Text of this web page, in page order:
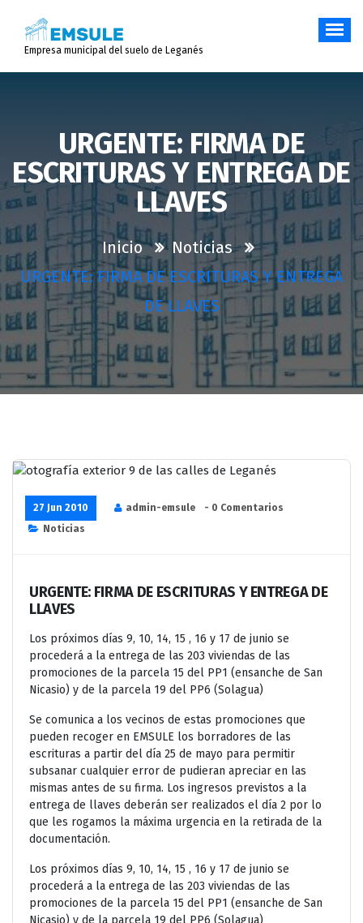
contenido
Empresa municipal del suelo de Leganés
URGENTE: FIRMA DE
ESCRITURAS Y ENTREGA DE
LLAVES
Inicio
Noticias
URGENTE: FIRMA DE ESCRITURAS Y ENTREGA
DE LLAVES
27 Jun 2010 admin-emsule
- 0 Comentarios
Noticias
URGENTE: FIRMA DE ESCRITURAS Y ENTREGA DE
LLAVES
Los próximos días 9, 10, 14, 15 , 16 y 17 de junio se
procederá a la entrega de las 203 viviendas de las
promociones de la parcela 15 del PP1 (ensanche de San
Nicasio) y de la parcela 19 del PP6 (Solagua)
Se comunica a los vecinos de estas promociones que
pueden recoger en EMSULE los borradores de las
escrituras a partir del día 25 de mayo para permitir
subsanar cualquier error de pudieran apreciar en las
mismas antes de su firma. Los ingresos previstos a la
entrega de llaves deberán ser realizados el día 2 por lo
que les rogamos la máxima urgencia en la retirada de la
documentación.
Los próximos días 9, 10, 14, 15 , 16 y 17 de junio se
procederá a la entrega de las 203 viviendas de las
promociones de la parcela 15 del PP1 (ensanche de San
Nicasio) y de la parcela 19 del PP6 (Solagua)